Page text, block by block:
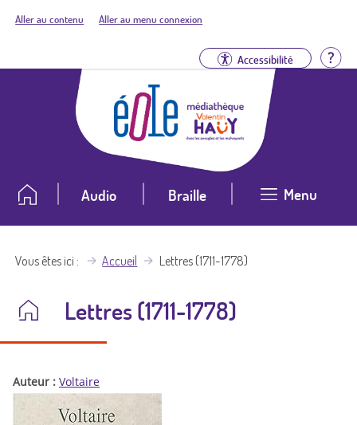
Aller au contenu Aller au menu connexion
Accessibilité
Audio Braille Menu
Vous êtes ici Accueil Lettres (1711-1778)
Lettres (1711-1778)
Auteur : Voltaire